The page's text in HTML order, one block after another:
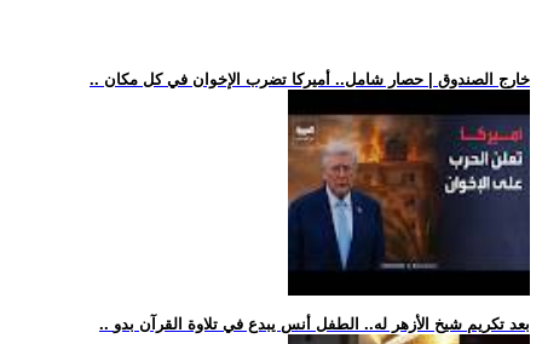
.. خارج الصندوق | حصار شامل.. أميركا تضرب الإخوان في كل مكان
.. بعد تكريم شيخ الأزهر له.. الطفل أنس يبدع في تلاوة القرآن بدو